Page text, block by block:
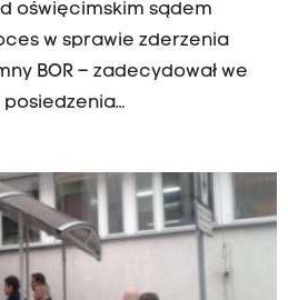
oświęcimskim sądem
w sprawie zderzenia
BOR – zadecydował we
sądu odbyło się za
Oprócz oskarżonego
obrońca mec. Władysław
okręgowy z Krakowa